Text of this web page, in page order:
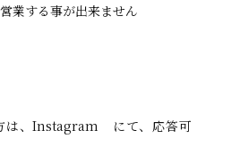
業する事が出来ません
は、Instagram にて、応答可